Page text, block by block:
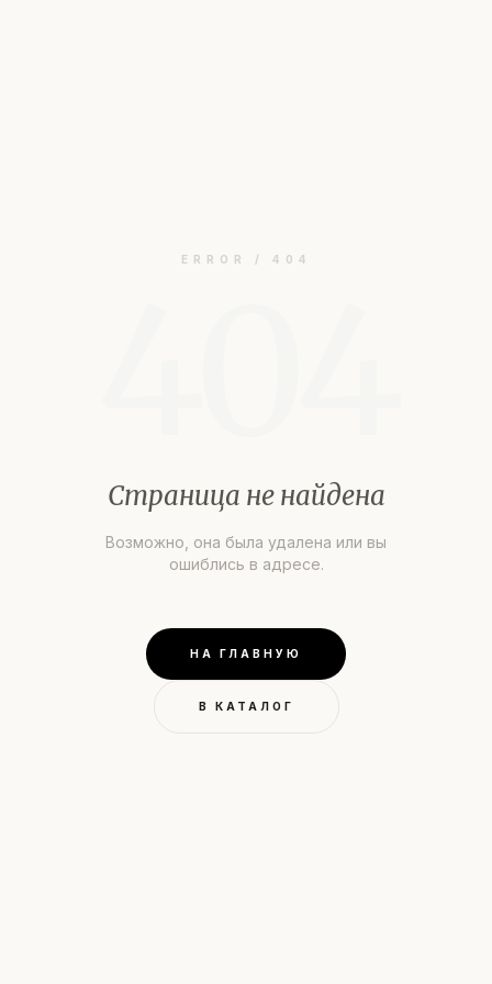
ERROR / 404
Страница не найдена
Возможно, она была удалена или вы
ошиблись в адресе.
НА ГЛАВНУЮ
В КАТАЛОГ